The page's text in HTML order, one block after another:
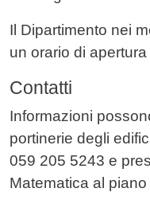
Il Dipartimento nei
un orario di apertura
Contatti
Informazioni
portinerie degli
059 205 5243 e
Matematica al